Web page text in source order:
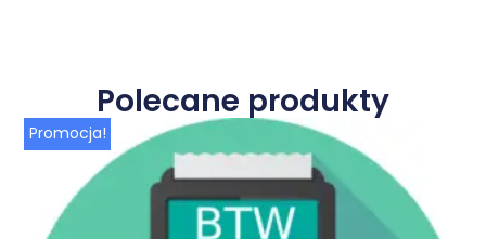
Polecane produkty
Promocja!